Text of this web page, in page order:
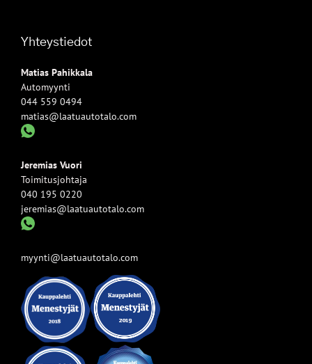
Yhteystiedot
Matias Pahikkala
Automyynti
044 559 0494
matias@laatuautotalo.com
Jeremias Vuori
Toimitusjohtaja
040 195 0220
jeremias@laatuautotalo.com
myynti@laatuautotalo.com